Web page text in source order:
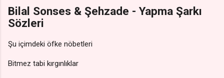
Bilal Sonses & Şehzade - Yapma Şarkı
Sözleri
Şu içimdeki öfke nöbetleri
Bitmez tabi kırgınlıklar